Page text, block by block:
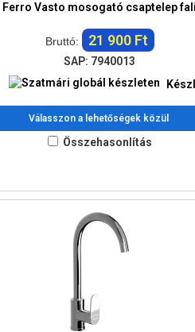
Ferro Vasto mosogató csaptelep fali
Bruttó: 21 900 Ft
SAP: 7940013
Válasszon a lehetőségek közül
Összehasonlítás